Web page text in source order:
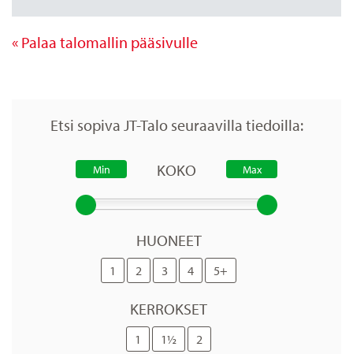
« Palaa talomallin pääsivulle
Etsi sopiva JT-Talo seuraavilla tiedoilla:
KOKO
HUONEET
1 2 3 4 5+
KERROKSET
1 1½ 2